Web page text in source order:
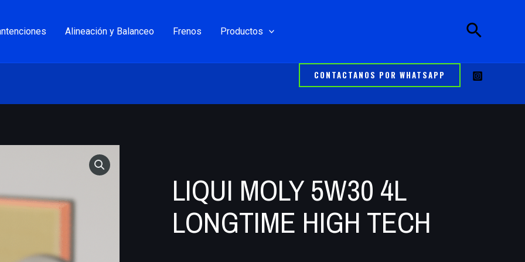
Alineación y Balanceo Frenos Productos
CONTACTANOS POR WHATSAPP
LIQUI MOLY 5W30 4L
LONGTIME HIGH TECH